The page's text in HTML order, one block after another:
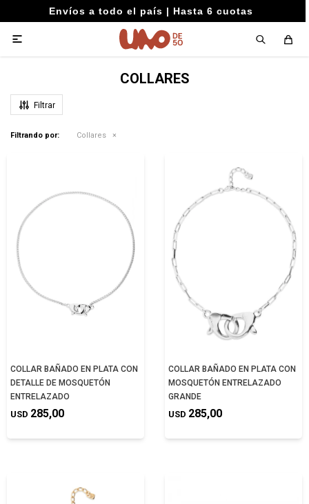
Envíos a todo el país | Hasta 6 cuotas

COLLARES
Filtrando por: Collares
COLLAR BAÑADO EN PLATA CON
DETALLE DE MOSQUETÓN
ENTRELAZADO
USD 285,00
COLLAR BAÑADO EN PLATA CON
MOSQUETÓN ENTRELAZADO
GRANDE
USD 285,00